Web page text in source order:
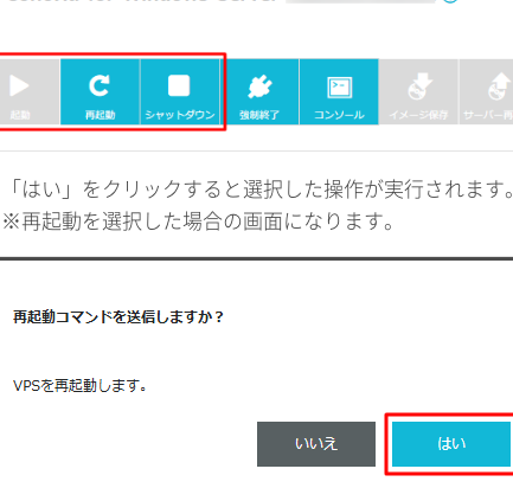
「はい」をクリックすると選択した操作が実行されます。
※再起動を選択した場合の画面になります。